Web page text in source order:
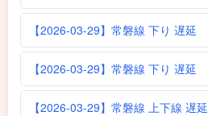
【2026-03-29】常磐線 下り 遅延
【2026-03-29】常磐線 下り 遅延
【2026-03-29】常磐線 上下線 遅延